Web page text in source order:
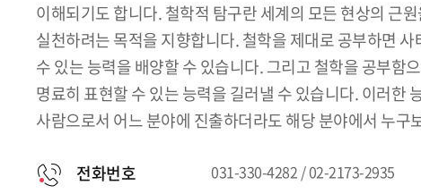
이해되기도 합니다. 철학적 탐구란 세계의 모든 현상의 근
실천하려는 목적을 지향합니다. 철학을 제대로 공부하면
수 있는 능력을 배양할 수 있습니다. 그리고 철학을 공부함
명료히 표현할 수 있는 능력을 길러낼 수 있습니다. 이러한
사람으로서 어느 분야에 진출하더라도 해당 분야에서 누
전화번호 031-330-4282 / 02-2173-2935